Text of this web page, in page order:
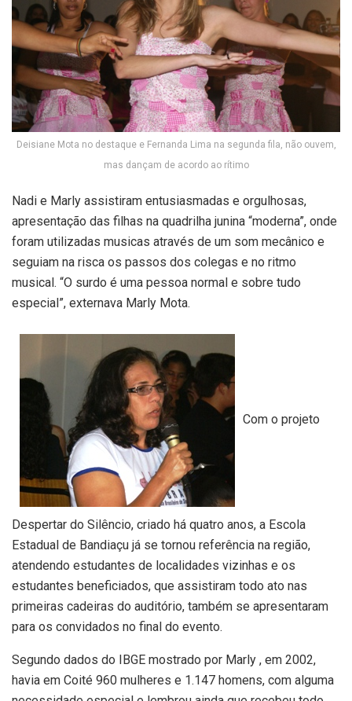
Deisiane Mota no destaque e Fernanda Lima na segunda fila, não ouvem,
mas dançam de acordo ao rítimo
Nadi e Marly assistiram entusiasmadas e orgulhosas,
apresentação das filhas na quadrilha junina “moderna”, onde
foram utilizadas musicas através de um som mecânico e
seguiam na risca os passos dos colegas e no ritmo
musical. “O surdo é uma pessoa normal e sobre tudo
especial”, externava Marly Mota.
Com o projeto
Despertar do Silêncio, criado há quatro anos, a Escola
Estadual de Bandiaçu já se tornou referência na região,
atendendo estudantes de localidades vizinhas e os
estudantes beneficiados, que assistiram todo ato nas
primeiras cadeiras do auditório, também se apresentaram
para os convidados no final do evento.
Segundo dados do IBGE mostrado por Marly , em 2002,
havia em Coité 960 mulheres e 1.147 homens, com alguma